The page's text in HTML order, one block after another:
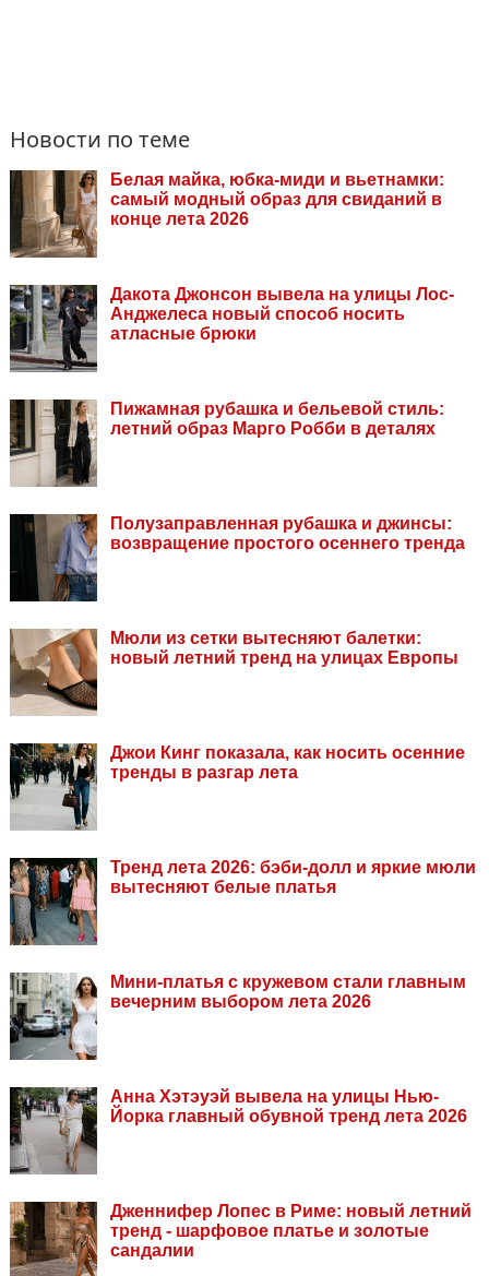
Новости по теме
Белая майка, юбка-миди и вьетнамки:
самый модный образ для свиданий в
конце лета 2026
Дакота Джонсон вывела на улицы Лос-
Анджелеса новый способ носить
атласные брюки
Пижамная рубашка и бельевой стиль:
летний образ Марго Робби в деталях
Полузаправленная рубашка и джинсы:
возвращение простого осеннего тренда
Мюли из сетки вытесняют балетки:
новый летний тренд на улицах Европы
Джои Кинг показала, как носить осенние
тренды в разгар лета
Тренд лета 2026: бэби-долл и яркие мюли
вытесняют белые платья
Мини-платья с кружевом стали главным
вечерним выбором лета 2026
Анна Хэтэуэй вывела на улицы Нью-
Йорка главный обувной тренд лета 2026
Дженнифер Лопес в Риме: новый летний
тренд - шарфовое платье и золотые
сандалии